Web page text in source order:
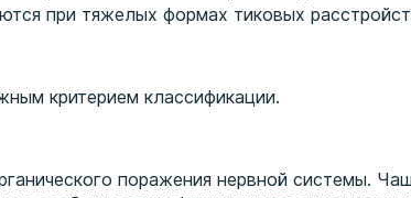
при тяжелых формах тиковых
критерием классификации.
поражения нервной системы.